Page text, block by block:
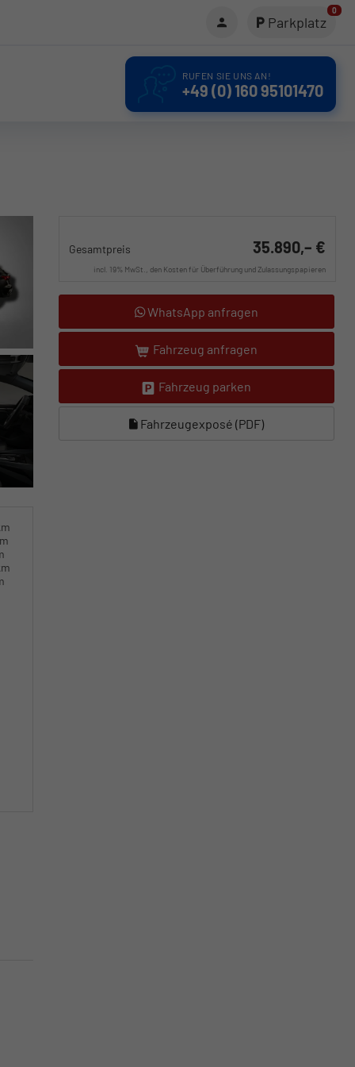
Parkplatz
0
RUFEN SIE UNS AN!
+49 (0) 160 95101470
Gesamtpreis 35.890,– €
incl. 19% MwSt., den Kosten für Überführung und Zulassungspapieren
WhatsApp anfragen
Fahrzeug anfragen
Fahrzeug parken
Fahrzeugexposé (PDF)